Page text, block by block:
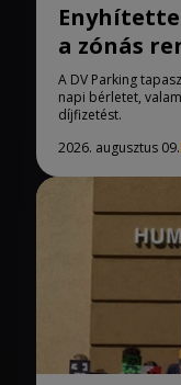
a zónás
A DV Parking
napi bérletet,
díjfizetést.
2026. augusztus 09.